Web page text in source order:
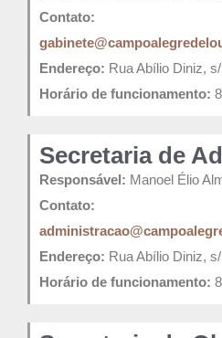
Contato:
Endereço: Rua Abílio Diniz,
Horário de funcionamento:
Secretaria de
Responsável: Manoel Élio
Contato:
Endereço: Rua Abílio Diniz,
Horário de funcionamento: